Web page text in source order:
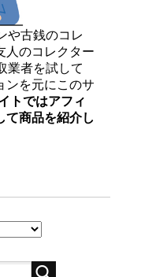
や古銭のコレ
人のコレクター
業者を試して
ンを元にこのサ
トではアフィ
て商品を紹介し